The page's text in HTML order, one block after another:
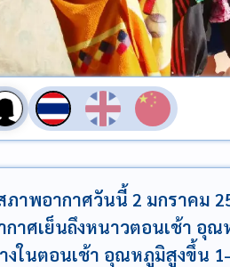
ยงอ่าน
าพอากาศวันนี้ 2 มกราคม
าศเย็นถึงหนาวตอนเช้า อุณ
งในตอนเช้า อุณหภูมิสูงขึ้น